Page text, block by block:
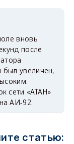
вновь
после
увеличен,
сети «АТАН»
АИ-92.
статью: